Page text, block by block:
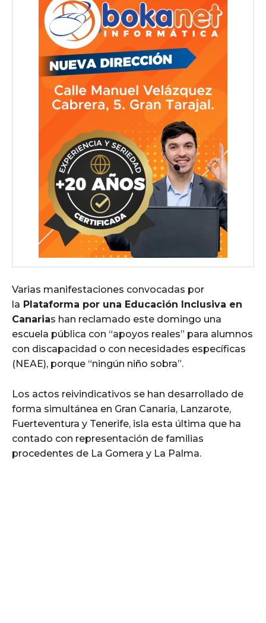
Varias manifestaciones convocadas por
la Plataforma por una Educación Inclusiva en
Canarias han reclamado este domingo una
escuela pública con “apoyos reales” para alumnos
con discapacidad o con necesidades específicas
(NEAE), porque “ningún niño sobra”.
Los actos reivindicativos se han desarrollado de
forma simultánea en Gran Canaria, Lanzarote,
Fuerteventura y Tenerife, isla esta última que ha
contado con representación de familias
procedentes de La Gomera y La Palma.